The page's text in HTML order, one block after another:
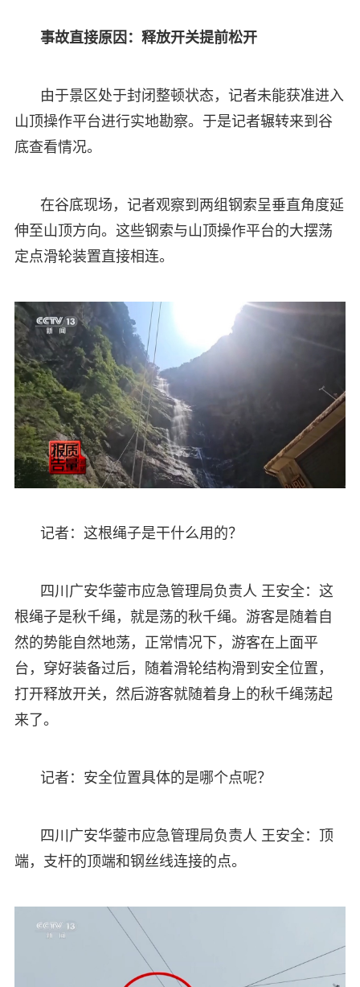
事故直接原因：释放开关提前松开
由于景区处于封闭整顿状态，记者未能获准进入
山顶操作平台进行实地勘察。于是记者辗转来到谷
底查看情况。
在谷底现场，记者观察到两组钢索呈垂直角度延
伸至山顶方向。这些钢索与山顶操作平台的大摆荡
定点滑轮装置直接相连。
记者：这根绳子是干什么用的？
四川广安华蓥市应急管理局负责人 王安全：这
根绳子是秋千绳，就是荡的秋千绳。游客是随着自
然的势能自然地荡，正常情况下，游客在上面平
台，穿好装备过后，随着滑轮结构滑到安全位置，
打开释放开关，然后游客就随着身上的秋千绳荡起
来了。
记者：安全位置具体的是哪个点呢？
四川广安华蓥市应急管理局负责人 王安全：顶
端，支杆的顶端和钢丝线连接的点。